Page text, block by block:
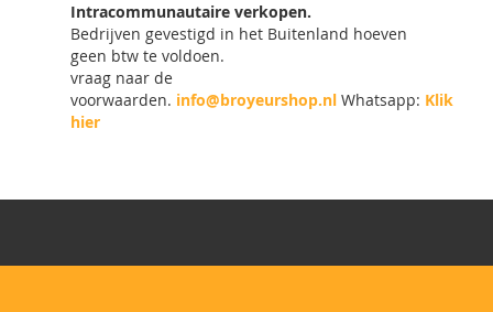
Intracommunautaire verkopen.
Bedrijven gevestigd in het Buitenland hoeven
geen btw te voldoen.
vraag naar de
voorwaarden. info@broyeurshop.nl Whatsapp: Klik
hier